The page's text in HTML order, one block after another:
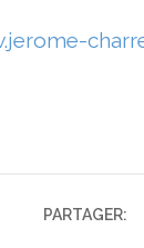
PARTAGER: